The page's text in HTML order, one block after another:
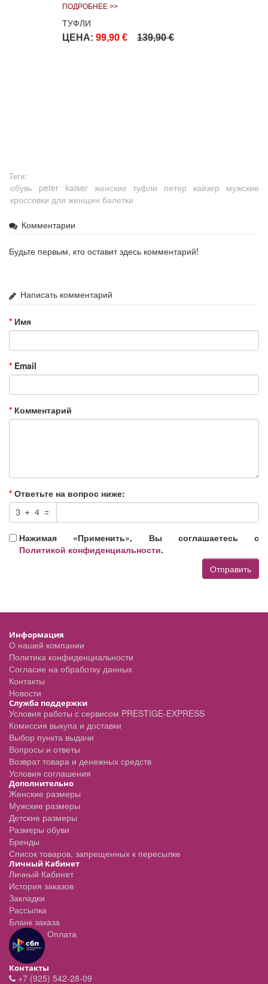
ПОДРОБНЕЕ >>
ТУФЛИ
ЦЕНА: 99,90 € 139,90 €
Теги:
обувь peter kaiser женские туфли петер кайзер мужские
кроссовки для женщин балетки
Комментарии
Будьте первым, кто оставит здесь комментарий!
Написать комментарий
Имя
Email
Комментарий
Ответьте на вопрос ниже:
Нажимая «Применить», Вы соглашаетесь с
Политикой конфиденциальности.
Отправить
Информация
О нашей компании
Политика конфиденциальности
Согласие на обработку данных
Контакты
Новости
Служба поддержки
Условия работы с сервисом PRESTIGE-EXPRESS
Комиссия выкупа и доставки
Выбор пункта выдачи
Вопросы и ответы
Возврат товара и денежных средств
Условия соглашения
Дополнительно
Женские размеры
Мужские размеры
Детские размеры
Размеры обуви
Бренды
Список товаров, запрещенных к пересылке
Личный Кабинет
Личный Кабинет
История заказов
Закладки
Рассылка
Бланк заказа
Оплата
Контакты
+7 (925) 542-28-09